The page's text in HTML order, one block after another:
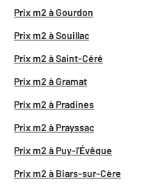
Prix m2 à Gourdon
Prix m2 à Souillac
Prix m2 à Saint-Céré
Prix m2 à Gramat
Prix m2 à Pradines
Prix m2 à Prayssac
Prix m2 à Puy-l'Évêque
Prix m2 à Biars-sur-Cère